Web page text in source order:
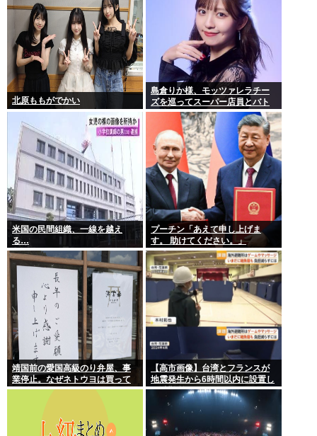
北原ももがでかい
島倉りか様、モッツァレラチー
ズを巡ってスーパー店員とバト
ル勃発ｗｗｗ
米国の民間組織、一線を越え
る…
プーチン「あえて申し上げま
す。 助けてください。」
靖国前の愛国高級のり弁屋、事
業停止。なぜネトウヨは買って
あげなかったの？
【高市画像】台湾とフランスが
地震発生から6時間以内に設置し
た避難所がこれwww